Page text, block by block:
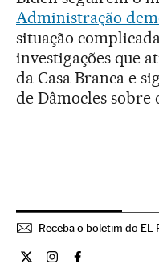
Administração
situação
investigações que
da Casa Branca e
de Dâmocles sobre
Receba o boletim do EL